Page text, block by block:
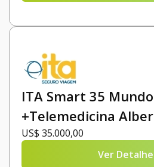
ITA Smart 35 Mundo
+Telemedicina
US$ 35.000,00
Ver